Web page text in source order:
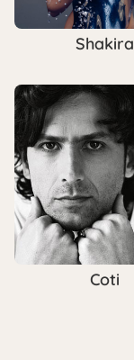
Shakira
Coti